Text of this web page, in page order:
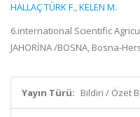
HALLAÇ TÜRK F.,KELEN M.
6.international Scientific
JAHORİNA /BOSNA, Bosna-
Yayın Türü: Bildiri / Özet